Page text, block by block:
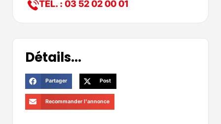
TÉL. : 03 52 02 00 01
Détails...
Partager Post
Recommander l'annonce